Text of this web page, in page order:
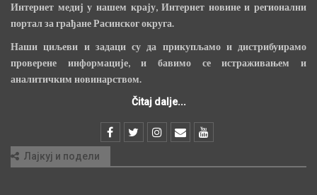
Интернет медиј у нашем крају, Интернет новине и регионални
портал за грађане Расинског округа.
Наши циљеви и задаци су да прикупљамо и дистрибуирамо
проверене информације, и бавимо се истраживањем и
аналитичким новинарством.
Čitaj dalje...
Лајкуј и подели